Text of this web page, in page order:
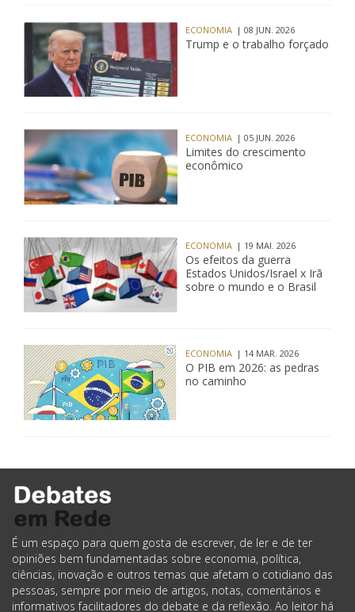
ECONOMIA | 08 JUN. 2026
Trump e o trabalho forçado
ECONOMIA | 05 JUN. 2026
Limites do crescimento
econômico
ECONOMIA | 19 MAI. 2026
Os efeitos da guerra
Estados Unidos/Israel x Irã
sobre o mundo e o Brasil
ECONOMIA | 14 MAR. 2026
O PIB em 2026: as pedras
no caminho
É um espaço para quem gosta de escrever, de ler e de ter
opiniões bem fundamentadas sobre economia, política,
ciências, inovação e outros temas que afetam o cotidiano das
pessoas, sempre por meio de artigos, notas, comentários e
informativos facilitadores do debate e da reflexão. Ao leitor há